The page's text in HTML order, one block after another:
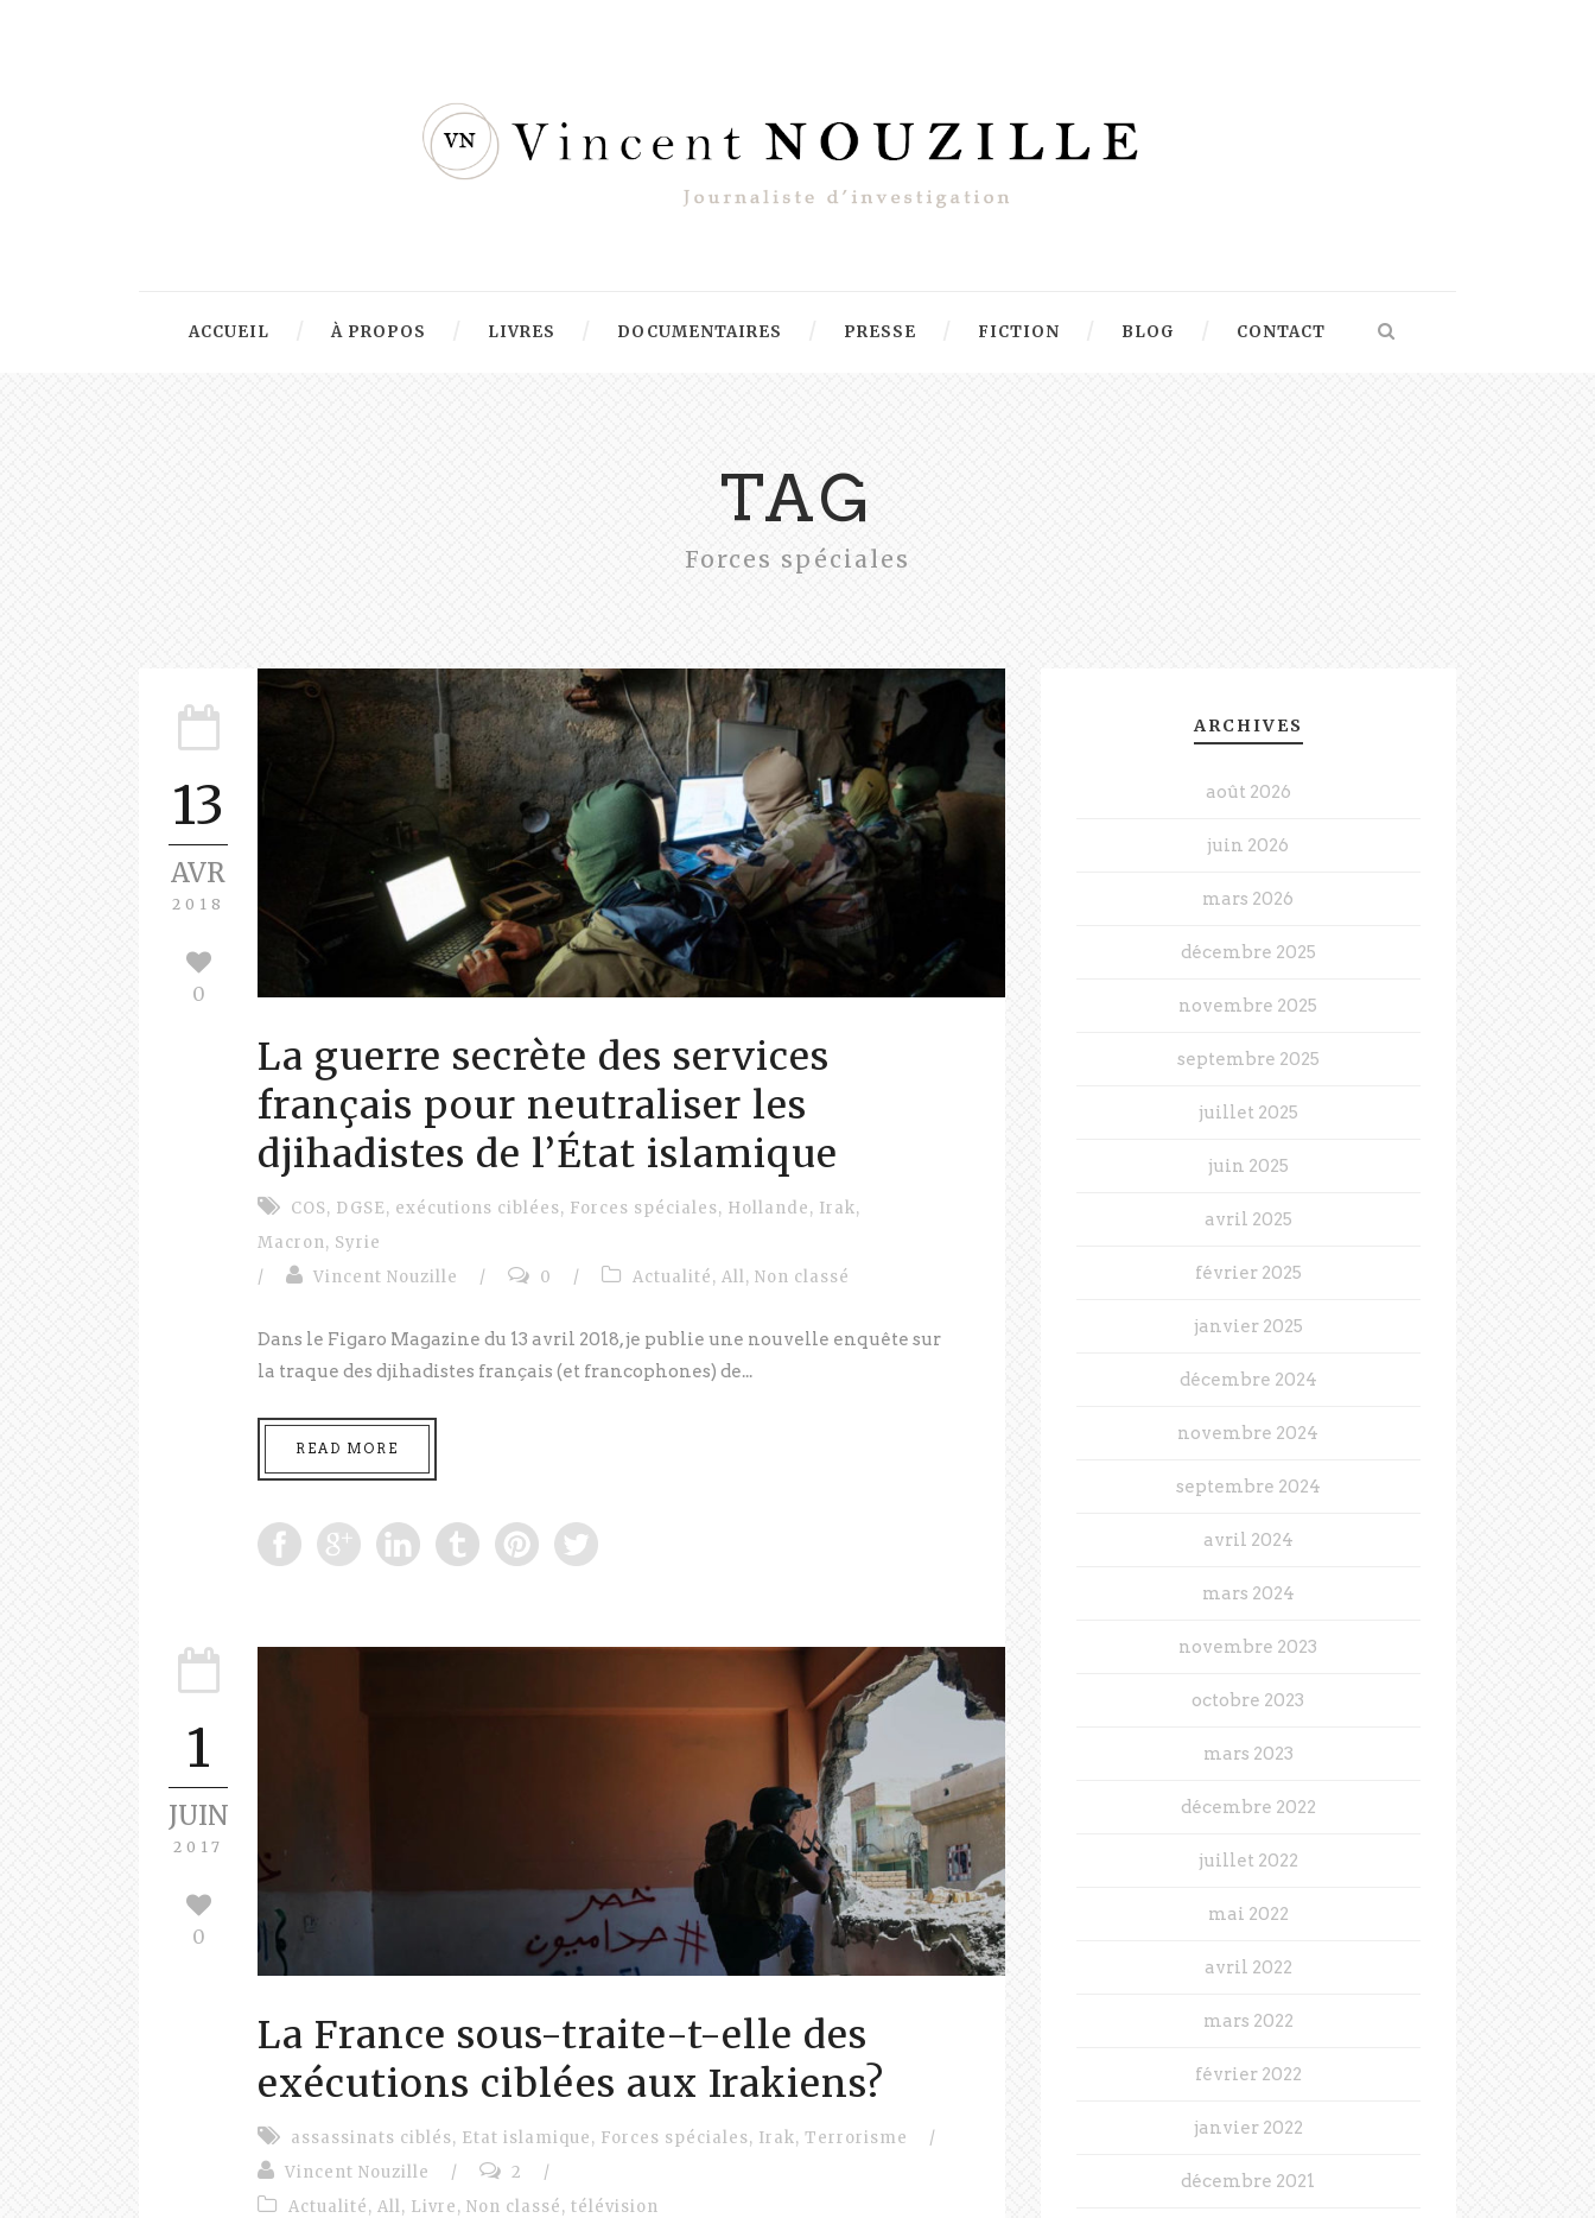
ACCUEIL À PROPOS LIVRES DOCUMENTAIRES PRESSE FICTION BLOG CONTACT
TAG
Forces spéciales
13
AVR
2018
0
La guerre secrète des services
français pour neutraliser les
djihadistes de l’État islamique
COS, DGSE, exécutions ciblées, Forces spéciales, Hollande, Irak,
Macron, Syrie
/
Vincent Nouzille / 0 / Actualité, All, Non classé
Dans le Figaro Magazine du 13 avril 2018, je publie une nouvelle enquête sur
la traque des djihadistes français (et francophones) de...
READ MORE
1
JUIN
2017
0
La France sous-traite-t-elle des
exécutions ciblées aux Irakiens?
assassinats ciblés, Etat islamique, Forces spéciales, Irak, Terrorisme
/
Vincent Nouzille
/ 2
/
Actualité, All, Livre, Non classé, télévision
ARCHIVES
août 2026
juin 2026
mars 2026
décembre 2025
novembre 2025
septembre 2025
juillet 2025
juin 2025
avril 2025
février 2025
janvier 2025
décembre 2024
novembre 2024
septembre 2024
avril 2024
mars 2024
novembre 2023
octobre 2023
mars 2023
décembre 2022
juillet 2022
mai 2022
avril 2022
mars 2022
février 2022
janvier 2022
décembre 2021